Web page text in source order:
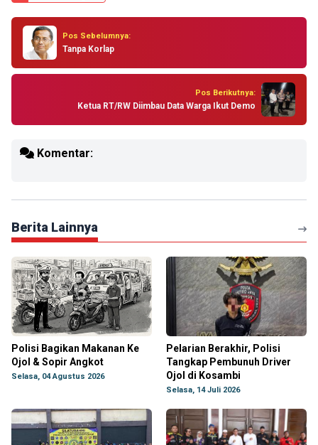
Pos Sebelumnya:
Tanpa Korlap
Pos Berikutnya:
Ketua RT/RW Diimbau Data Warga Ikut Demo
Komentar:
Berita Lainnya
Polisi Bagikan Makanan Ke
Ojol & Sopir Angkot
Selasa, 04 Agustus 2026
Pelarian Berakhir, Polisi
Tangkap Pembunuh Driver
Ojol di Kosambi
Selasa, 14 Juli 2026